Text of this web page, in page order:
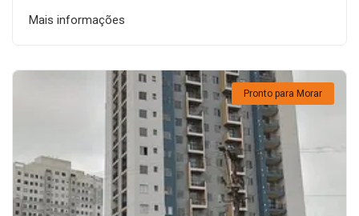
Mais informações
Pronto para Morar